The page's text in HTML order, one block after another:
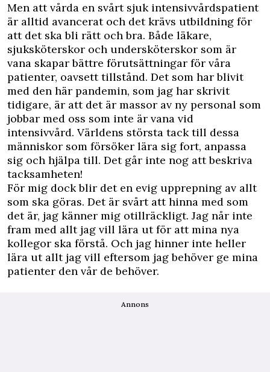
Men att vårda en svårt sjuk intensivvårdspatient
är alltid avancerat och det krävs utbildning för
att det ska bli rätt och bra. Både läkare,
sjuksköterskor och undersköterskor som är
vana skapar bättre förutsättningar för våra
patienter, oavsett tillstånd. Det som har blivit
med den här pandemin, som jag har skrivit
tidigare, är att det är massor av ny personal som
jobbar med oss som inte är vana vid
intensivvård. Världens största tack till dessa
människor som försöker lära sig fort, anpassa
sig och hjälpa till. Det går inte nog att beskriva
tacksamheten!
För mig dock blir det en evig upprepning av allt
som ska göras. Det är svårt att hinna med som
det är, jag känner mig otillräckligt. Jag når inte
fram med allt jag vill lära ut för att mina nya
kollegor ska förstå. Och jag hinner inte heller
lära ut allt jag vill eftersom jag behöver ge mina
patienter den vår de behöver.
Annons